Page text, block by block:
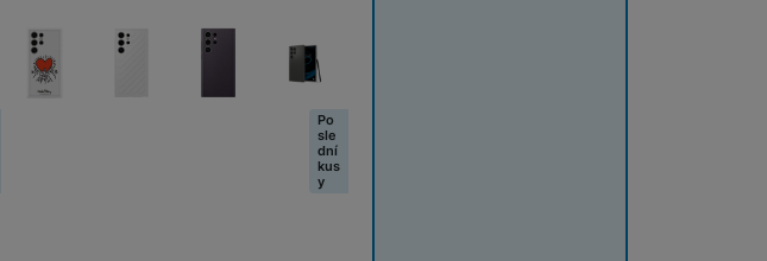
Fusion Pro Privacy
(Privátní extra odolná
Ochranná fólie Fusion Pro Privacy kombinuje extrémní odolnost proti
Po
sle
dní
kus
y